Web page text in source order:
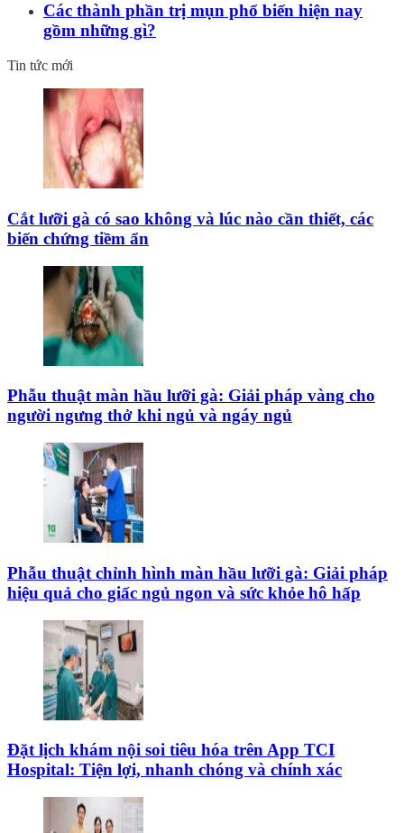
Các thành phần trị mụn phổ biến hiện nay
gồm những gì?
Tin tức mới
Cắt lưỡi gà có sao không và lúc nào cần thiết, các
biến chứng tiềm ẩn
Phẫu thuật màn hầu lưỡi gà: Giải pháp vàng cho
người ngưng thở khi ngủ và ngáy ngủ
Phẫu thuật chỉnh hình màn hầu lưỡi gà: Giải pháp
hiệu quả cho giấc ngủ ngon và sức khỏe hô hấp
Đặt lịch khám nội soi tiêu hóa trên App TCI
Hospital: Tiện lợi, nhanh chóng và chính xác